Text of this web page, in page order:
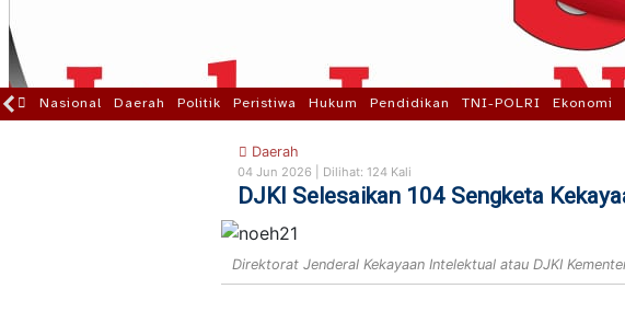
Nasional Daerah Politik Peristiwa Hukum Pendidikan TNI-POLRI Ekonomi
Daerah
04 Jun 2026 | Dilihat: 124 Kali
DJKI Selesaikan 104 Sengketa
Direktorat Jenderal Kekayaan Intelektual atau DJKI